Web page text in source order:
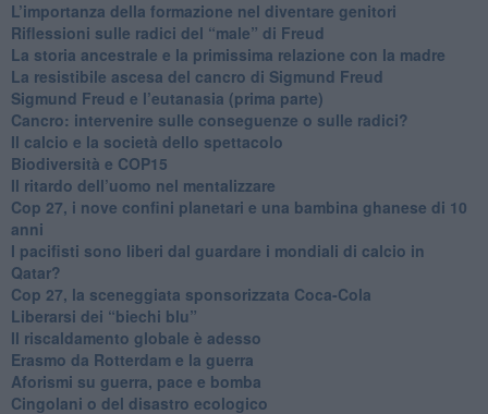
L’importanza della formazione nel diventare genitori
Riflessioni sulle radici del “male” di Freud
​La storia ancestrale e la primissima relazione con la madre
​La resistibile ascesa del cancro di Sigmund Freud
Sigmund Freud e l’eutanasia (prima parte)
Cancro: intervenire sulle conseguenze o sulle radici?
​Il calcio e la società dello spettacolo
Biodiversità e COP15
​Il ritardo dell’uomo nel mentalizzare
​Cop 27, i nove confini planetari e una bambina ghanese di 10
anni
​I pacifisti sono liberi dal guardare i mondiali di calcio in
Qatar?
​Cop 27, la sceneggiata sponsorizzata Coca-Cola
​Liberarsi dei “biechi blu”
Il riscaldamento globale è adesso
​Erasmo da Rotterdam e la guerra
​Aforismi su guerra, pace e bomba
Cingolani o del disastro ecologico